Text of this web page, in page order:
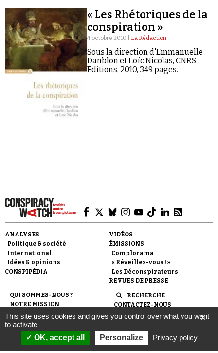
Louis).
« Les Rhétoriques de la
conspiration »
4 octobre 2010 | La Rédaction
Sous la direction d'Emmanuelle
Danblon et Loïc Nicolas, CNRS
Editions, 2010, 349 pages.
ANALYSES
Politique & société
International
Idées & opinions
CONSPIPÉDIA
VIDÉOS
ÉMISSIONS
Complorama
« Réveillez-vous ! »
Les Déconspirateurs
REVUES DE PRESSE
QUI SOMMES-NOUS ?
NOTRE MISSION
NOTRE CHARTE ÉDITORIALE
NOS PARTENAIRES
MENTIONS LÉGALES
POLITIQUE DE
CONFIDENTIALITÉ
RECHERCHE
CONTACTEZ-NOUS
ESPACE PRESSE
FAIRE UN DON
X
This site uses cookies and gives you control over what you want
to activate
OK, accept all
Personalize Privacy policy